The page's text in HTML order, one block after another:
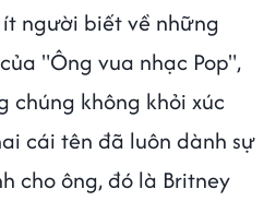
người biết về những
"Ông vua nhạc Pop",
chúng không khỏi xúc
cái tên đã luôn dành sự
cho ông, đó là Britney